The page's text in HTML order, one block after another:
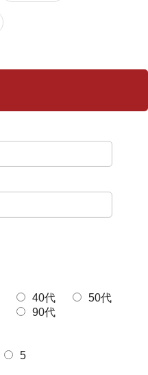
40代
50代
90代
5